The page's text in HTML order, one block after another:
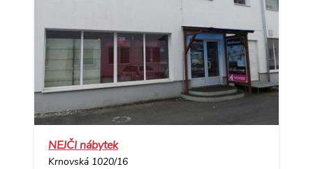
NEJČI nábytek
Krnovská 1020/16